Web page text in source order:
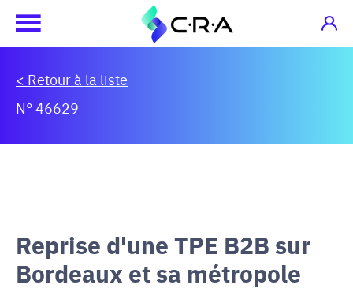
< Retour à la liste
N° 46629
Reprise d'une TPE B2B sur
Bordeaux et sa métropole